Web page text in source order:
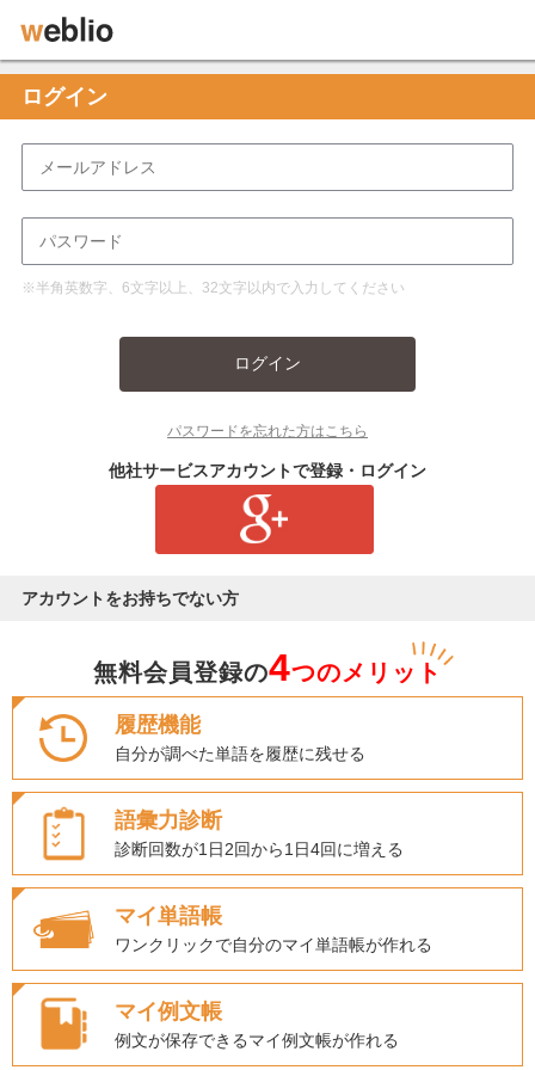
ログイン
※半角英数字、6文字以上、32文字以内で入力してください
ログイン
パスワードを忘れた方はこちら
他社サービスアカウントで登録・ログイン
アカウントをお持ちでない方
無料会員登録の4つのメリット
履歴機能
自分が調べた単語を履歴に残せる
語彙力診断
診断回数が1日2回から1日4回に増える
マイ単語帳
ワンクリックで自分のマイ単語帳が作れる
マイ例文帳
例文が保存できるマイ例文帳が作れる